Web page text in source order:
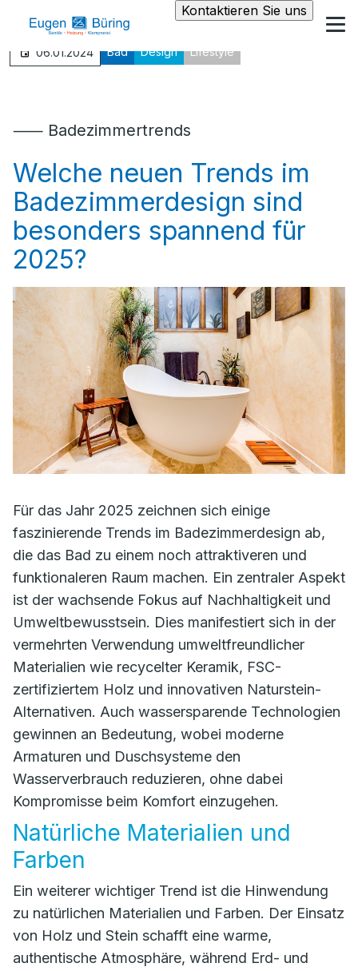
Kontaktieren Sie uns
06.01.2024 Bad Design Lifestyle
⸺ Badezimmertrends
Welche neuen Trends im
Badezimmerdesign sind
besonders spannend für
2025?
Für das Jahr 2025 zeichnen sich einige
faszinierende Trends im Badezimmerdesign ab,
die das Bad zu einem noch attraktiveren und
funktionaleren Raum machen. Ein zentraler Aspekt
ist der wachsende Fokus auf Nachhaltigkeit und
Umweltbewusstsein. Dies manifestiert sich in der
vermehrten Verwendung umweltfreundlicher
Materialien wie recycelter Keramik, FSC-
zertifiziertem Holz und innovativen Naturstein-
Alternativen. Auch wassersparende Technologien
gewinnen an Bedeutung, wobei moderne
Armaturen und Duschsysteme den
Wasserverbrauch reduzieren, ohne dabei
Kompromisse beim Komfort einzugehen.
Natürliche Materialien und
Farben
Ein weiterer wichtiger Trend ist die Hinwendung
zu natürlichen Materialien und Farben. Der Einsatz
von Holz und Stein schafft eine warme,
authentische Atmosphäre, während Erd- und